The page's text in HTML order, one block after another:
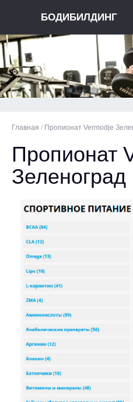
БОДИБИЛДИНГ
Главная / Пропионат Vermodje
Пропионат
Зеленоград